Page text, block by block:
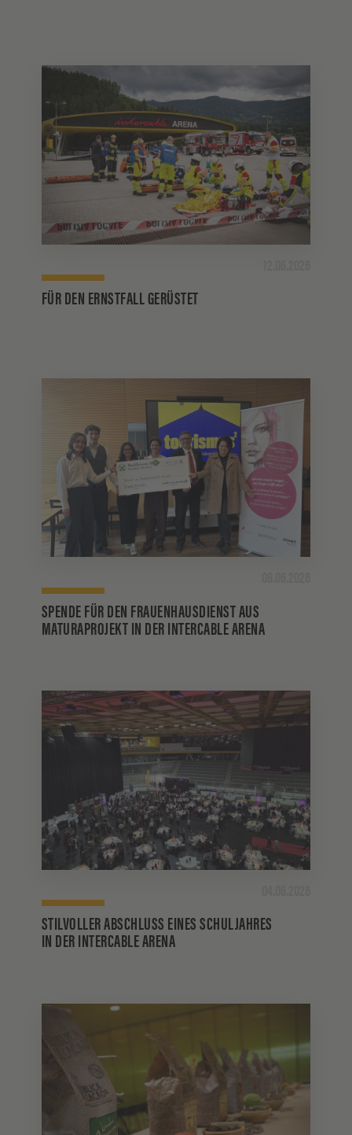
FÜR DEN ERNSTFALL GERÜSTET
SPENDE FÜR DEN FRAUENHAUSDIENST AUS
MATURAPROJEKT IN DER INTERCABLE ARENA
STILVOLLER ABSCHLUSS EINES SCHULJAHRES
IN DER INTERCABLE ARENA